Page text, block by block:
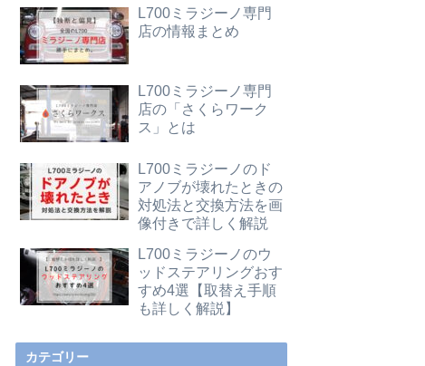
L700ミラジーノ専門
店の情報まとめ
L700ミラジーノ専門
店の「さくらワーク
ス」とは
L700ミラジーノのド
アノブが壊れたときの
対処法と交換方法を画
像付きで詳しく解説
L700ミラジーノのウ
ッドステアリングおす
すめ4選【取替え手順
も詳しく解説】
カテゴリー